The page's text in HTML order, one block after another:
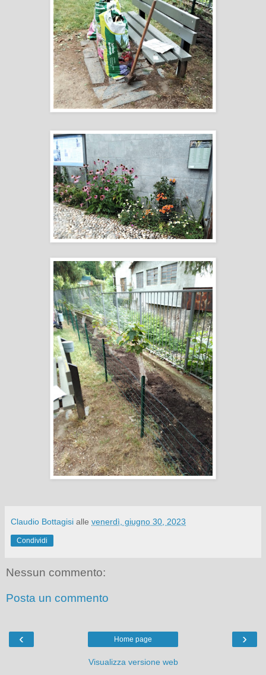
Claudio Bottagisi alle venerdì, giugno 30, 2023
Condividi
Nessun commento:
Posta un commento
‹ ›
Home page
Visualizza versione web